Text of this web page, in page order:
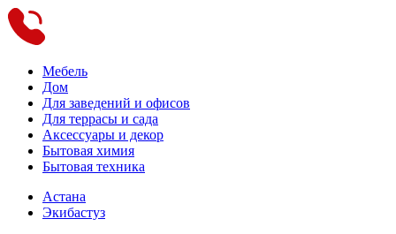
Мебель
Дом
Для заведений и офисов
Для террасы и сада
Аксессуары и декор
Бытовая химия
Бытовая техника
Астана
Экибастуз